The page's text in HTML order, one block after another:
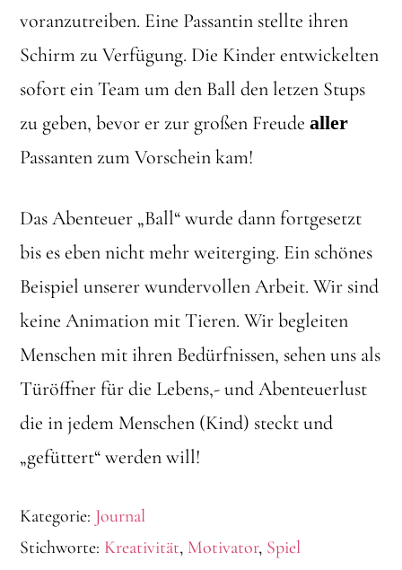
voranzutreiben. Eine Passantin stellte ihren
Schirm zu Verfügung. Die Kinder entwickelten
sofort ein Team um den Ball den letzen Stups
zu geben, bevor er zur großen Freudealler
Passanten zum Vorschein kam!
Das Abenteuer „Ball“ wurde dann fortgesetzt
bis es eben nicht mehr weiterging. Ein schönes
Beispiel unserer wundervollen Arbeit. Wir sind
keine Animation mit Tieren. Wir begleiten
Menschen mit ihren Bedürfnissen, sehen uns als
Türöffner für die Lebens,- und Abenteuerlust
die in jedem Menschen (Kind) steckt und
„gefüttert“ werden will!
Kategorie: Journal
Stichworte: Kreativität, Motivator, Spiel